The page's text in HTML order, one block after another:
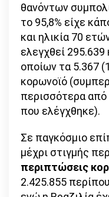
θανόντων
το 95,8% είχε
και ηλικία 70
ελεγχθεί 295.639
οποίων τα 5.367
κορωνοϊό
περισσότερα από
που ελέγχθηκε).
Σε παγκόσμιο
μέχρι στιγμής
περιπτώσεις
2.425.855